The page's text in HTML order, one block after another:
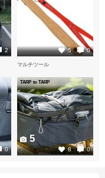
2 5 0
0
マルチツール
TARP to TARP
8 0
5